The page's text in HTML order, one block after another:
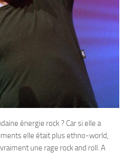
énergie rock ? Car si elle a
elle était plus ethno-world,
une rage rock and roll. A